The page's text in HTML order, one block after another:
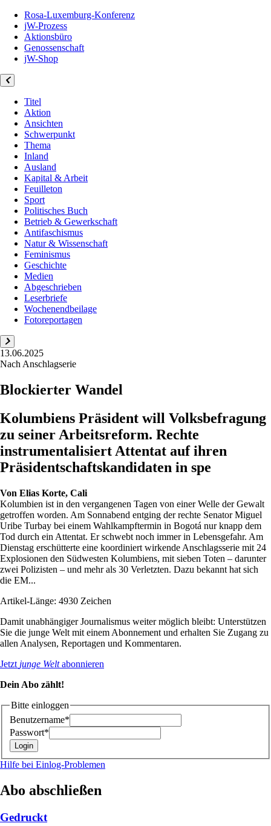
Rosa-Luxemburg-Konferenz
jW-Prozess
Aktionsbüro
Genossenschaft
jW-Shop
Titel
Aktion
Ansichten
Schwerpunkt
Thema
Inland
Ausland
Kapital & Arbeit
Feuilleton
Sport
Politisches Buch
Betrieb & Gewerkschaft
Antifaschismus
Natur & Wissenschaft
Feminismus
Geschichte
Medien
Abgeschrieben
Leserbriefe
Wochenendbeilage
Fotoreportagen
13.06.2025
Nach Anschlagserie
Blockierter Wandel
Kolumbiens Präsident will Volksbefragung
zu seiner Arbeitsreform. Rechte
instrumentalisiert Attentat auf ihren
Präsidentschaftskandidaten in spe
Von Elias Korte, Cali
Kolumbien ist in den vergangenen Tagen von einer Welle der Gewalt
getroffen worden. Am Sonnabend entging der rechte Senator Miguel
Uribe Turbay bei einem Wahlkampftermin in Bogotá nur knapp dem
Tod durch ein Attentat. Er schwebt noch immer in Lebensgefahr. Am
Dienstag erschütterte eine koordiniert wirkende Anschlagsserie mit 24
Explosionen den Südwesten Kolumbiens, mit sieben Toten – darunter
zwei Polizisten – und mehr als 30 Verletzten. Dazu bekannt hat sich
die EM...
Artikel-Länge: 4930 Zeichen
Damit unabhängiger Journalismus weiter möglich bleibt: Unterstützen
Sie die junge Welt mit einem Abonnement und erhalten Sie Zugang zu
allen Analysen, Reportagen und Kommentaren.
Jetzt junge Weltabonnieren
Dein Abo zählt!
Bitte einloggen
Benutzername*
Passwort*
Hilfe bei Einlog-Problemen
Abo abschließen
Gedruckt